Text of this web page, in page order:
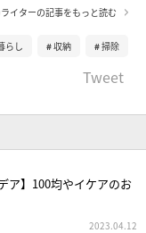
イターの記事をもっと読む
らし 収納 掃除
Tweet
ア】100均やイケアのお
2023.04.12